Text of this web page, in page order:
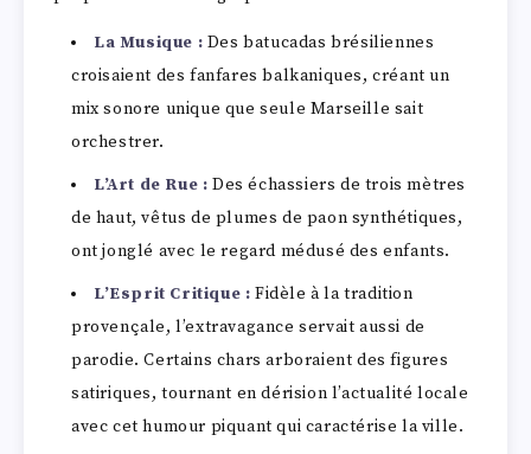
La Musique : Des batucadas brésiliennes
croisaient des fanfares balkaniques, créant un
mix sonore unique que seule Marseille sait
orchestrer.
L’Art de Rue : Des échassiers de trois mètres
de haut, vêtus de plumes de paon synthétiques,
ont jonglé avec le regard médusé des enfants.
L’Esprit Critique : Fidèle à la tradition
provençale, l’extravagance servait aussi de
parodie. Certains chars arboraient des figures
satiriques, tournant en dérision l’actualité locale
avec cet humour piquant qui caractérise la ville.